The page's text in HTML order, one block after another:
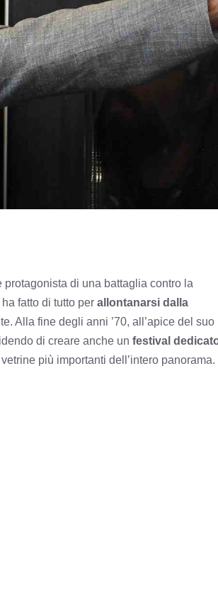
protagonista di una battaglia contro la
fatto di tutto per allontanarsi dalla
Alla fine degli anni ’70, all’apice del suo
di creare anche un festival
più importanti dell’intero panorama.